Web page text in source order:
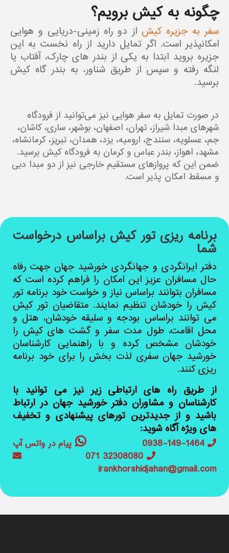
چگونه به کیش برویم؟
سفر به جزیره کیش از دو راه زمینی-دریایی و هوایی
امکانپذیر است. اگر تمایل دارید از راه نخست به این
جزیره بروید ابتدا به یکی از بندر های چارک، آفتاب یا
لنگه رفته و سپس از طریق شناور، به بندر گاه کیش
برسید.
در صورت تمایل به سفر هوایی نیز می‌توانید از فرودگاه
شهرهای مبدا شیراز، تهران، اصفهان، بوشهر، ساری، کاشان،
جم، عسلویه، سنندج، ارومیه، یزد، همدان، تبریز، کرمانشاه،
مشهد، اهواز، بندر عباس و کرمان به فرودگاه کیش برسید.
ضمن این که پروازهای مستقیم خارجی نیز از دو مبدا دبی
و مسقط امکان پذیر است.
برنامه ریزی تور کیش براساس درخواست
شما
دفتر ایرانگردی و جهانگردی خورشید جهان جهت رفاه
حال مسافران عزیز این امکان را فراهم کرده است که
مسافران بتوانند براساس نیاز و خواست خود برنامه تور
کیش را خودشان تنظیم نمایند. متقاضیان تور کیش
می توانند براساس بودجه و سلیقه خودشان، هتل و
محل اقامت، طول مدت سفر و گشت های کیش را
خودشان مشخص کرده و با راهنمایی کارشناسان
خورشید جهان سفری لذت بخش را برای خود برنامه
ریزی کنند.
از طریق راه های ارتباطی زیر نیز می توانید با
کارشناسان و مشاوران دفتر خورشید جهان در ارتباط
باشید و از جدیدترین تورهای پیشنهادی و تخفیف
های ویژه آگاه شوید:
0938-149-1464
پیام در واتس آپ
32308080 071
irankhorshidjahan@gmail.com